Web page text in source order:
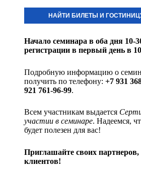
НАЙТИ БИЛЕТЫ И
Начало семинара в оба дня 10-
регистрации в первый день в
Подробную информацию о
получить по телефону: +7 931
921 761-96-99.
Всем участникам выдается
участии в семинаре. Надеемся,
будет полезен для вас!
Приглашайте своих партнеров,
клиентов!